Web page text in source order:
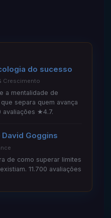
do sucesso
Crescimento
a mentalidade de
separa quem avança
avaliações ★4.7.
Goggins
de como superar limites
11.700 avaliações